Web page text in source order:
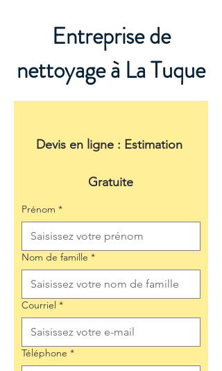
Entreprise de
nettoyage à La Tuque
Devis en ligne : Estimation
Gratuite
Prénom *
Nom de famille *
Courriel *
Téléphone *